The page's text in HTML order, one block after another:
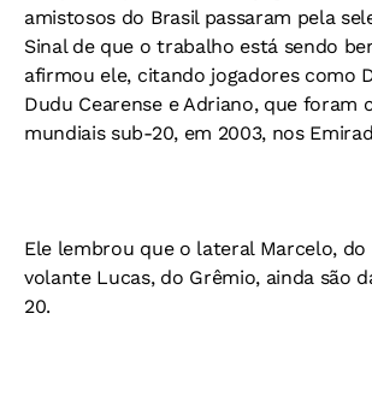
amistosos do Brasil passaram pela
Sinal de que o trabalho está sendo
afirmou ele, citando jogadores como
Dudu Cearense e Adriano, que foram
mundiais sub-20, em 2003, nos
Ele lembrou que o lateral Marcelo, do
volante Lucas, do Grêmio, ainda são
20.